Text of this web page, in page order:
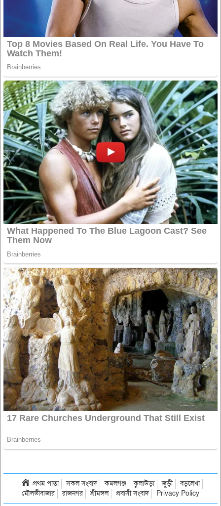
প্রথম পাতা সকল সংবাদ কমলগঞ্জ কুলাউড়া জুড়ী
বড়লেখা
মৌলভীবাজার
রাজনগর শ্রীমঙ্গল প্রবাসী সংবাদ Privacy Policy